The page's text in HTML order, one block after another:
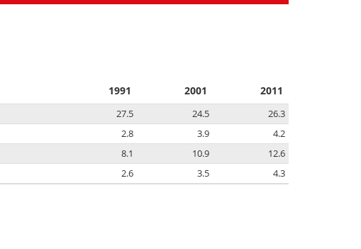
1991 2001 2011
27.5 24.5
26.3
2.8 3.9
4.2
8.1 10.9
12.6
2.6 3.5 4.3